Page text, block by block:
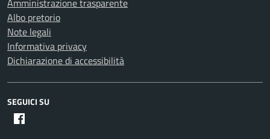
Amministrazione trasparente
Albo pretorio
Note legali
Informativa privacy
Dichiarazione di accessibilità
SEGUICI SU